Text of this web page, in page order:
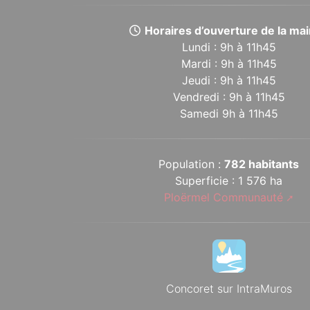
Horaires d’ouverture de la
Lundi : 9h à 11h45
Mardi : 9h à 11h45
Jeudi : 9h à 11h45
Vendredi : 9h à 11h45
Samedi 9h à 11h45
Population :782 habitants
Superficie : 1 576 ha
Ploërmel Communauté
Concoret sur IntraMuros